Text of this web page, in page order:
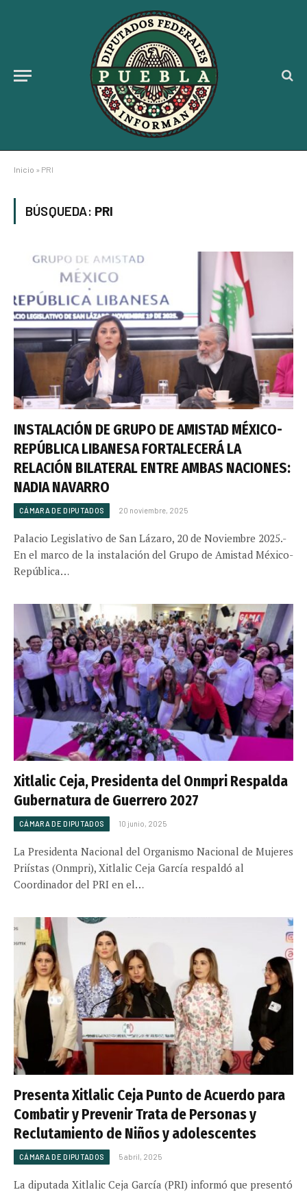
Inicio » PRI
BÚSQUEDA: PRI
INSTALACIÓN DE GRUPO DE AMISTAD MÉXICO-
REPÚBLICA LIBANESA FORTALECERÁ LA
RELACIÓN BILATERAL ENTRE AMBAS NACIONES:
NADIA NAVARRO
CÁMARA DE DIPUTADOS 20 noviembre, 2025
Palacio Legislativo de San Lázaro, 20 de Noviembre 2025.-
En el marco de la instalación del Grupo de Amistad México-
República…
Xitlalic Ceja, Presidenta del Onmpri Respalda
Gubernatura de Guerrero 2027
CÁMARA DE DIPUTADOS 10 junio, 2025
La Presidenta Nacional del Organismo Nacional de Mujeres
Priístas (Onmpri), Xitlalic Ceja García respaldó al
Coordinador del PRI en el…
Presenta Xitlalic Ceja Punto de Acuerdo para
Combatir y Prevenir Trata de Personas y
Reclutamiento de Niños y adolescentes
CÁMARA DE DIPUTADOS 5 abril, 2025
La diputada Xitlalic Ceja García (PRI) informó que presentó